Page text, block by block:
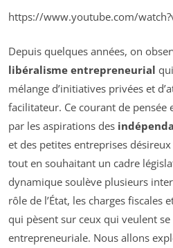
https://www.youtube.com/
Depuis quelques années, on
libéralisme entrepreneurial
mélange d’initiatives privées et
facilitateur. Ce courant de
par les aspirations des
et des petites entreprises
tout en souhaitant un cadre
dynamique soulève plusieurs
rôle de l’État, les charges fiscales
qui pèsent sur ceux qui veulent se
entrepreneuriale. Nous allons